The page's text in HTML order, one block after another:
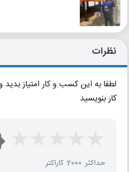
نظرات
لطفا به این کسب و کار امتیاز
کار بنویسید
حداکثر 2000 کاراکتر